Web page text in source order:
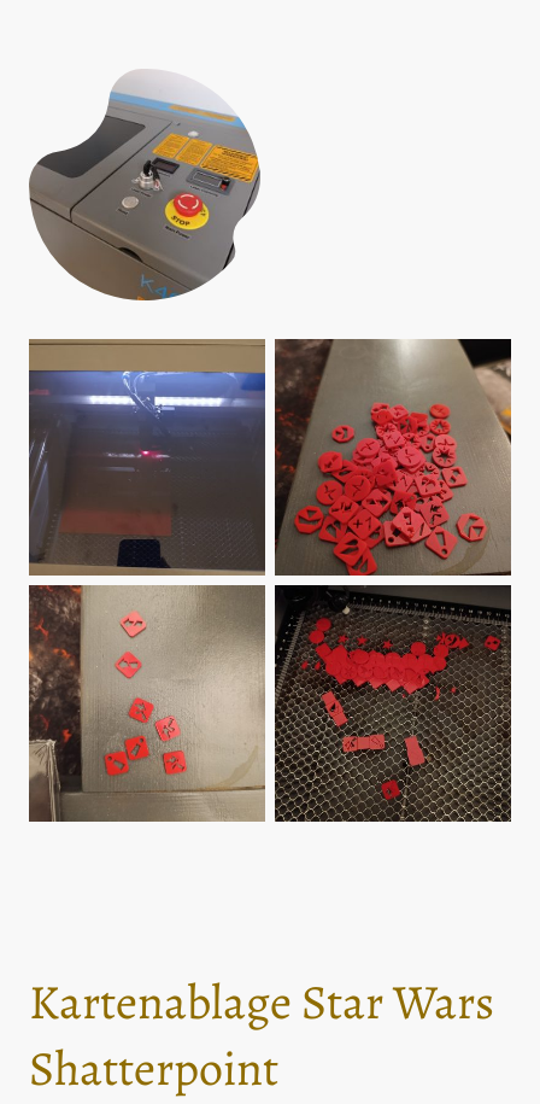
Kartenablage Star Wars
Shatterpoint